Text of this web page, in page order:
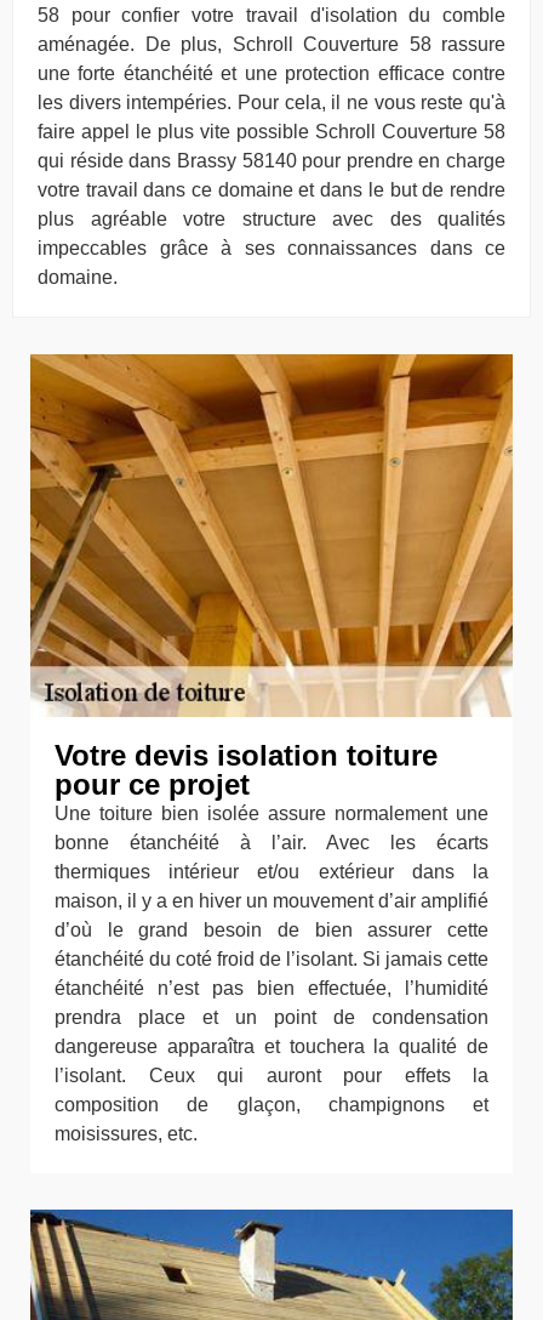
58 pour confier votre travail d'isolation du comble
aménagée. De plus, Schroll Couverture 58 rassure
une forte étanchéité et une protection efficace contre
les divers intempéries. Pour cela, il ne vous reste qu'à
faire appel le plus vite possible Schroll Couverture 58
qui réside dans Brassy 58140 pour prendre en charge
votre travail dans ce domaine et dans le but de rendre
plus agréable votre structure avec des qualités
impeccables grâce à ses connaissances dans ce
domaine.
Votre devis isolation toiture
pour ce projet
Une toiture bien isolée assure normalement une
bonne étanchéité à l’air. Avec les écarts
thermiques intérieur et/ou extérieur dans la
maison, il y a en hiver un mouvement d’air amplifié
d’où le grand besoin de bien assurer cette
étanchéité du coté froid de l’isolant. Si jamais cette
étanchéité n’est pas bien effectuée, l’humidité
prendra place et un point de condensation
dangereuse apparaîtra et touchera la qualité de
l’isolant. Ceux qui auront pour effets la
composition de glaçon, champignons et
moisissures, etc.